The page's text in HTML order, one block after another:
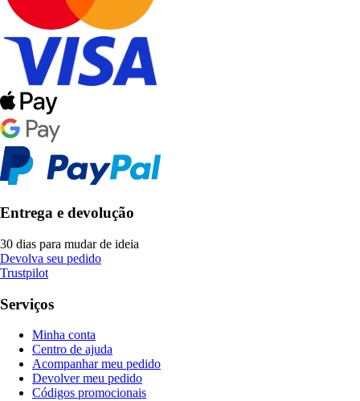
Entrega e devolução
30 dias para mudar de ideia
Devolva seu pedido
Trustpilot
Serviços
Minha conta
Centro de ajuda
Acompanhar meu pedido
Devolver meu pedido
Códigos promocionais